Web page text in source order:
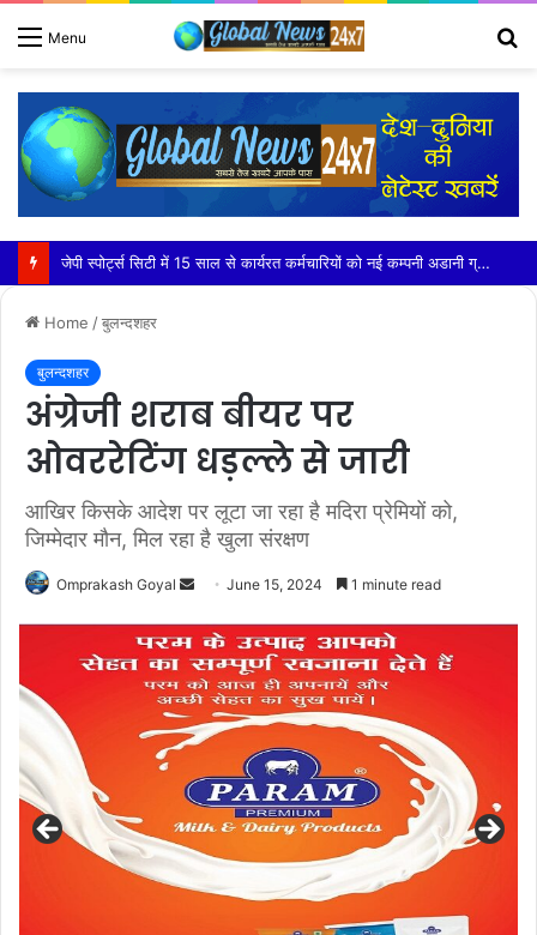
Menu
भारत मंडपम में ईएडब्ल्यू ग्लोबल एक्वा एक्सपो 2026 का आगाज़
Home /बुलन्दशहर
बुलन्दशहर
अंग्रेजी शराब बीयर पर
ओवररेटिंग धड़ल्ले से जारी
आखिर किसके आदेश पर लूटा जा रहा है मदिरा प्रेमियों को,
जिम्मेदार मौन, मिल रहा है खुला संरक्षण
Omprakash Goyal
Send
email
June 15, 2024 1 minute read